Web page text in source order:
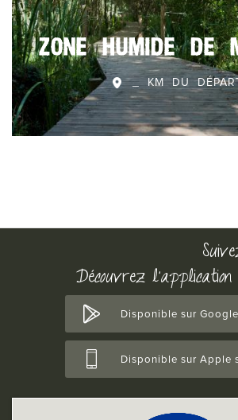
ZONE HUMIDE DE
_ KM DU
Découvrez l'application
Disponible sur
Disponible sur Apple